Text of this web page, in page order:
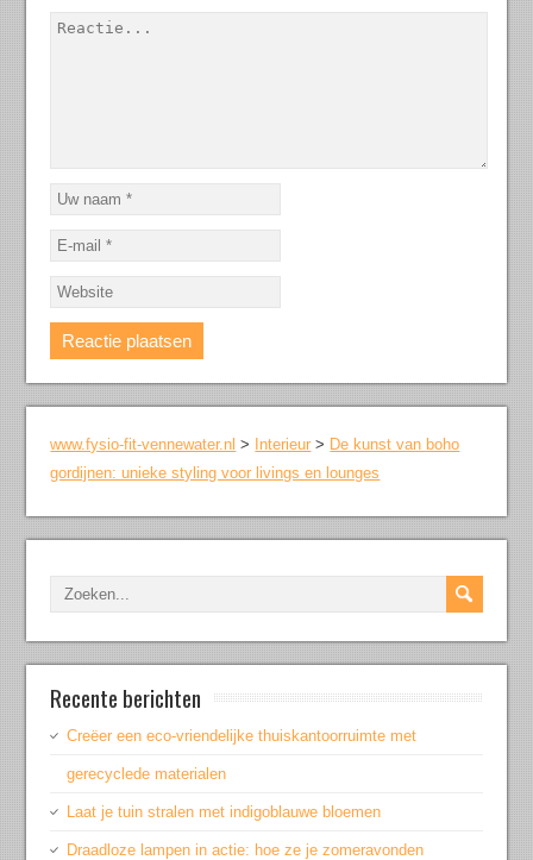
www.fysio-fit-vennewater.nl > Interieur > De kunst van boho
gordijnen: unieke styling voor livings en lounges
Recente berichten
Creëer een eco-vriendelijke thuiskantoorruimte met
gerecyclede materialen
Laat je tuin stralen met indigoblauwe bloemen
Draadloze lampen in actie: hoe ze je zomeravonden